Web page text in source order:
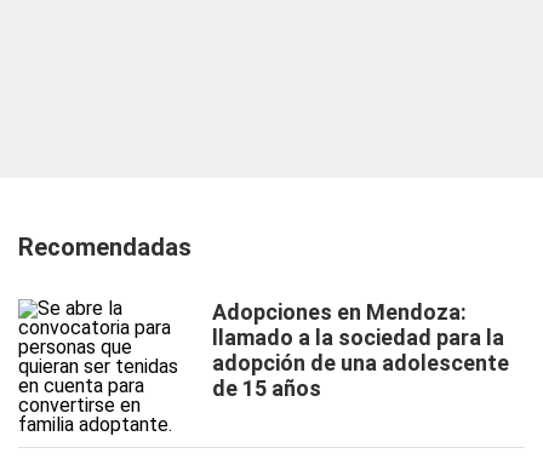
Recomendadas
Adopciones en Mendoza:
llamado a la sociedad para la
adopción de una adolescente
de 15 años